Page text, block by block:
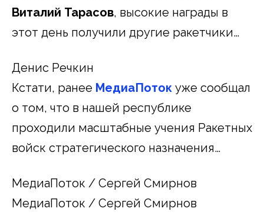
Виталий Тарасов, высокие награды в
этот день получили другие ракетчики…
Денис Речкин
Кстати, ранее МедиаПоток уже сообщал
о том, что в нашей республике
проходили масштабные учения Ракетных
войск стратегического назначения…
МедиаПоток / Сергей Смирнов
МедиаПоток / Сергей Смирнов